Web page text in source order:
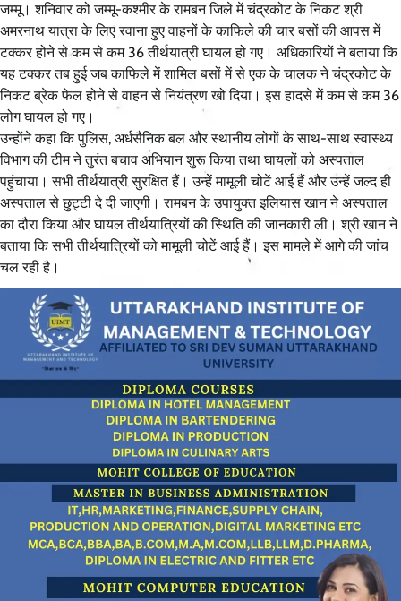
जम्मू। शनिवार को जम्मू-कश्मीर के रामबन जिले में चंद्रकोट के निकट श्री
अमरनाथ यात्रा के लिए रवाना हुए वाहनों के काफिले की चार बसों की आपस में
टक्कर होने से कम से कम 36 तीर्थयात्री घायल हो गए। अधिकारियों ने बताया कि
यह टक्कर तब हुई जब काफिले में शामिल बसों में से एक के चालक ने चंद्रकोट के
निकट ब्रेक फेल होने से वाहन से नियंत्रण खो दिया। इस हादसे में कम से कम 36
लोग घायल हो गए।
उन्होंने कहा कि पुलिस, अर्धसैनिक बल और स्थानीय लोगों के साथ-साथ स्वास्थ्य
विभाग की टीम ने तुरंत बचाव अभियान शुरू किया तथा घायलों को अस्पताल
पहुंचाया। सभी तीर्थयात्री सुरक्षित हैं। उन्हें मामूली चोटें आई हैं और उन्हें जल्द ही
अस्पताल से छुट्टी दे दी जाएगी। रामबन के उपायुक्त इलियास खान ने अस्पताल
का दौरा किया और घायल तीर्थयात्रियों की स्थिति की जानकारी ली। श्री खान ने
बताया कि सभी तीर्थयात्रियों को मामूली चोटें आई हैं। इस मामले में आगे की जांच
चल रही है।